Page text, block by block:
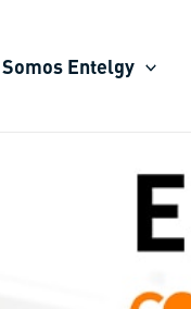
Somos Entelgy